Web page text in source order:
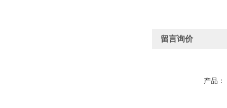
留言询价
产品：